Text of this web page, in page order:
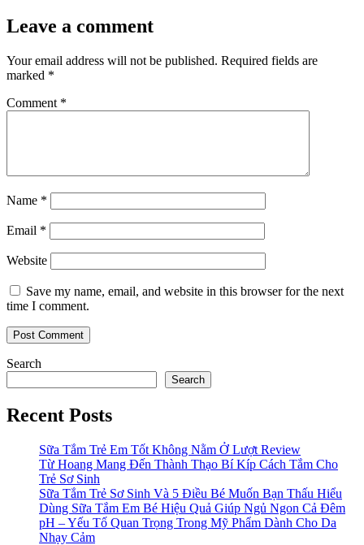
Leave a comment
Your email address will not be published. Required fields are
marked *
Comment *
Name *
Email *
Website
Save my name, email, and website in this browser for the next
time I comment.
Search
Search
Recent Posts
Sữa Tắm Trẻ Em Tốt Không Nằm Ở Lượt Review
Từ Hoang Mang Đến Thành Thạo Bí Kíp Cách Tắm Cho
Trẻ Sơ Sinh
Sữa Tắm Trẻ Sơ Sinh Và 5 Điều Bé Muốn Bạn Thấu Hiểu
Dùng Sữa Tắm Em Bé Hiệu Quả Giúp Ngủ Ngon Cả Đêm
pH – Yếu Tố Quan Trọng Trong Mỹ Phẩm Dành Cho Da
Nhạy Cảm